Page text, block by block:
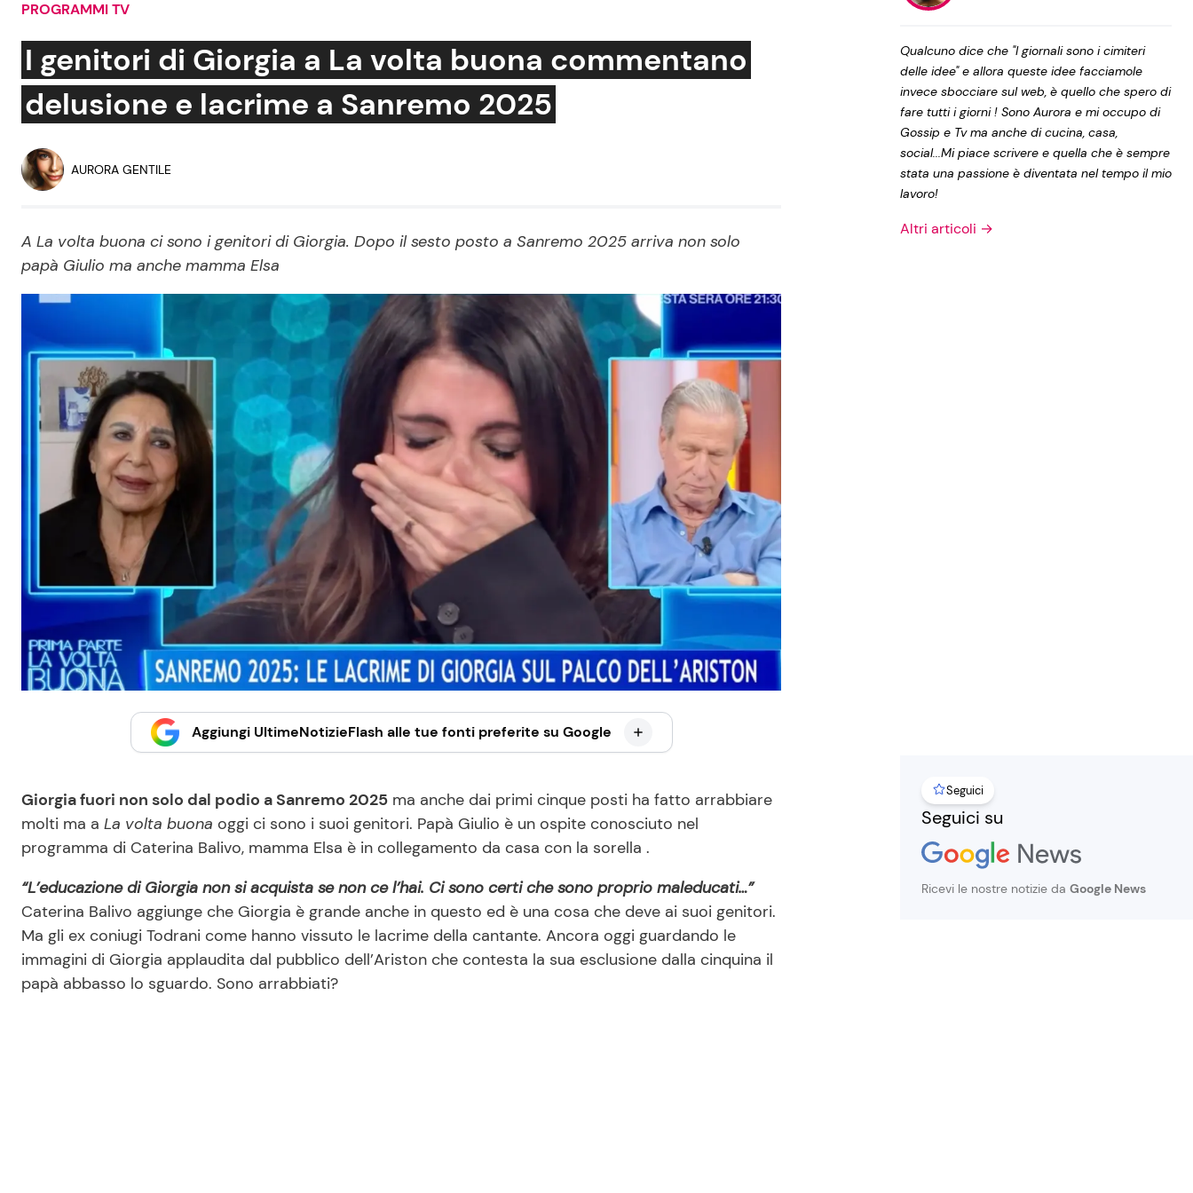
Social News
News dal mondo
Benessere
Mondo Mamma
Salute
Viaggi e Turismo
Festività
Cucina e Ricette
Ricette Facili e Veloci
Ricette Feste
Ricette per Bambini
Privacy Policy
PROGRAMMI TV
I genitori di Giorgia a La volta buona commentano
delusione e lacrime a Sanremo 2025
AURORA GENTILE
A La volta buona ci sono i genitori di Giorgia. Dopo il sesto posto a Sanremo 2025 arriva non solo
papà Giulio ma anche mamma Elsa
Aggiungi UltimeNotizieFlash alle tue fonti preferite su Google
Giorgia fuori non solo dal podio a Sanremo 2025 ma anche dai primi cinque posti ha fatto arrabbiare
molti ma a La volta buona oggi ci sono i suoi genitori. Papà Giulio è un ospite conosciuto nel
programma di Caterina Balivo, mamma Elsa è in collegamento da casa con la sorella .
“L’educazione di Giorgia non si acquista se non ce l’hai. Ci sono certi che sono proprio maleducati…”
Caterina Balivo aggiunge che Giorgia è grande anche in questo ed è una cosa che deve ai suoi genitori.
Ma gli ex coniugi Todrani come hanno vissuto le lacrime della cantante. Ancora oggi guardando le
immagini di Giorgia applaudita dal pubblico dell’Ariston che contesta la sua esclusione dalla cinquina il
papà abbasso lo sguardo. Sono arrabbiati?
Qualcuno dice che "I giornali sono i cimiteri
delle idee" e allora queste idee facciamole
invece sbocciare sul web, è quello che spero di
fare tutti i giorni ! Sono Aurora e mi occupo di
Gossip e Tv ma anche di cucina, casa,
social...Mi piace scrivere e quella che è sempre
stata una passione è diventata nel tempo il mio
lavoro!
Altri articoli →
Seguici
Seguici su
Ricevi le nostre notizie da Google News